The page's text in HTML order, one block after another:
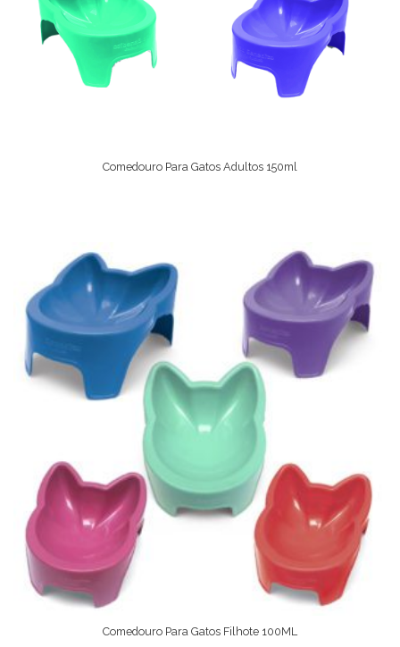
Comedouro Para Gatos Adultos 150ml
Ver Opções
Comedouro Para Gatos Filhote 100ML
Ver Opções